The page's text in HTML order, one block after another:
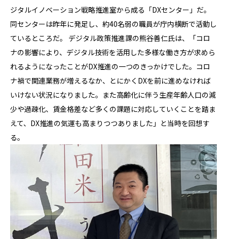
ジタルイノベーション戦略推進室から成る「DXセンター」だ。
同センターは昨年に発足し、約40名弱の職員が庁内横断で活動し
ているところだ。 デジタル政策推進課の熊谷善仁氏は、「コロ
ナの影響により、デジタル技術を活用した多様な働き方が求めら
れるようになったことがDX推進の一つのきっかけでした。コロ
ナ禍で関連業務が増えるなか、とにかくDXを前に進めなければ
いけない状況になりました。また高齢化に伴う生産年齢人口の減
少や過疎化、賃金格差など多くの課題に対応していくことを踏ま
えて、DX推進の気運も高まりつつありました」と当時を回想す
る。